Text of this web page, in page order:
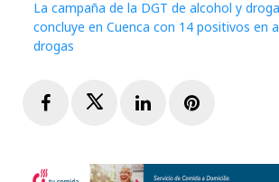
La campaña de la DGT de alcohol y
concluye en Cuenca con 14 positivos en
drogas
FacebookTwitterLinkedInPinterest